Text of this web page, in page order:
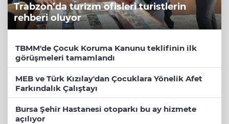
Trabzon’da turizm ofisleri turistlerin
rehberi oluyor
TBMM'de Çocuk Koruma Kanunu teklifinin ilk
görüşmeleri tamamlandı
MEB ve Türk Kızılay'dan Çocuklara Yönelik Afet
Farkındalık Çalıştayı
Bursa Şehir Hastanesi otoparkı bu ay hizmete
açılıyor